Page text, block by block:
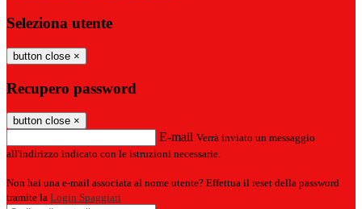
Seleziona utente
button close ×
Recupero password
button close ×
E-mail Verrà inviato un messaggio
all'indirizzo indicato con le istruzioni necessarie.
Non hai una e-mail associata al nome utente? Effettua il reset della password
tramite la Login Spaggiari